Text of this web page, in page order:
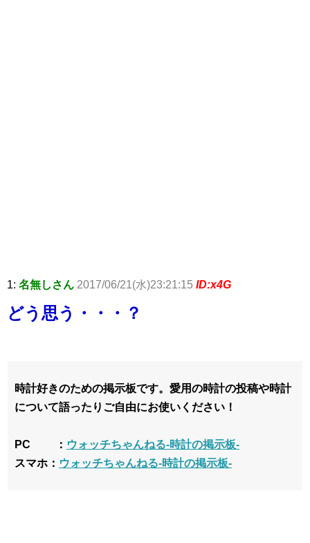
1: 名無しさん 2017/06/21(水)23:21:15 ID:x4G
どう思う・・・？
時計好きのための掲示板です。愛用の時計の投稿や時計
について語ったりご自由にお使いください！
PC ： ウォッチちゃんねる-時計の掲示板-
スマホ： ウォッチちゃんねる-時計の掲示板-